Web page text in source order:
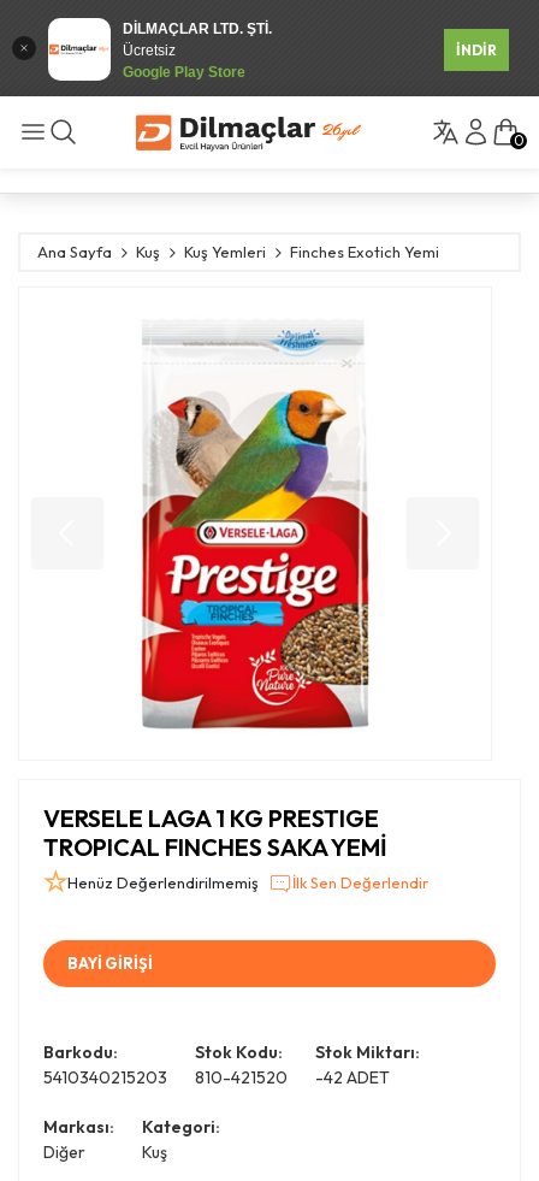
DİLMAÇLAR LTD. ŞTİ.
Ücretsiz
Google Play Store
İNDİR
0
Ana Sayfa Kuş Kuş Yemleri Finches Exotich Yemi
VERSELE LAGA 1 KG PRESTIGE
TROPICAL FINCHES SAKA YEMİ
Henüz Değerlendirilmemiş İlk Sen Değerlendir
BAYİ GİRİŞİ
Barkodu:
5410340215203
Stok Kodu:
810-421520
Stok Miktarı:
-42 ADET
Markası:
Diğer
Kategori:
Kuş